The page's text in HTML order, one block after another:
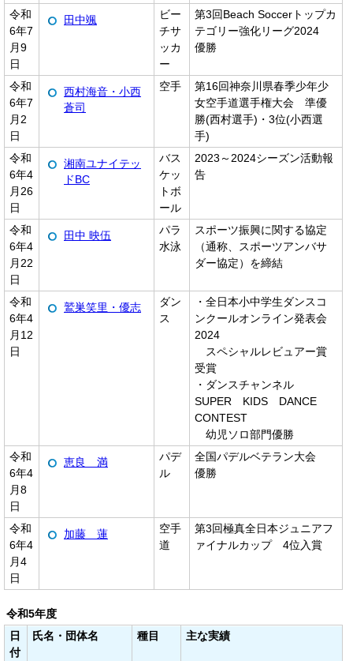
令和
6年7
月9
日
田中颯
ビー
チサ
ッカ
ー
第3回Beach Soccerトップカ
テゴリー強化リーグ2024
優勝
令和
6年7
月2
日
西村海音・小西
蒼司
空手
第16回神奈川県春季少年少
女空手道選手権大会 準優
勝(西村選手)・3位(小西選
手)
令和
6年4
月26
日
湘南ユナイテッ
ドBC
バス
ケッ
トボ
ール
2023～2024シーズン活動報
告
令和
6年4
月22
日
田中 映伍
パラ
水泳
スポーツ振興に関する協定
（通称、スポーツアンバサ
ダー協定）を締結
令和
6年4
月12
日
鷲巣笑里・優志
ダン
ス
・全日本小中学生ダンスコ
ンクールオンライン発表会
2024
スペシャルレビュアー賞
受賞
・ダンスチャンネル
SUPER KIDS DANCE
CONTEST
幼児ソロ部門優勝
令和
6年4
月8
日
恵良 満
パデ
ル
全国パデルベテラン大会
優勝
令和
6年4
月4
日
加藤 蓮
空手
道
第3回極真全日本ジュニアフ
ァイナルカップ 4位入賞
令和5年度
日
付
氏名・団体名 種目 主な実績